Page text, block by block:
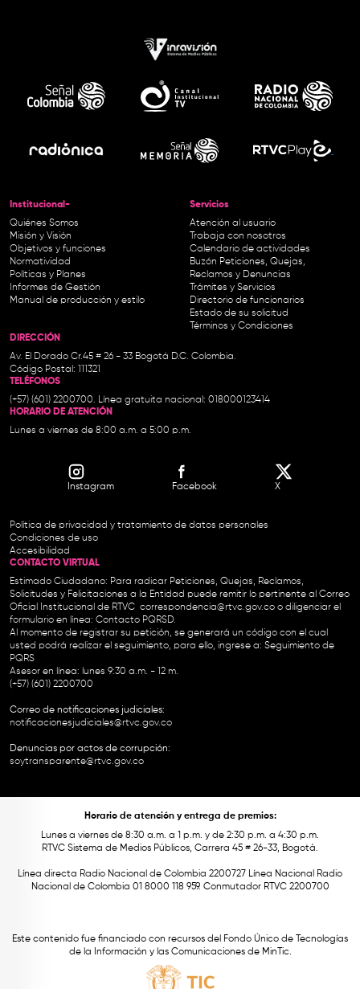
Institucional-
Quiénes Somos
Misión y Visión
Objetivos y funciones
Normatividad
Políticas y Planes
Informes de Gestión
Manual de producción y estilo
Servicios
Atención al usuario
Trabaja con nosotros
Calendario de actividades
Buzón Peticiones, Quejas,
Reclamos y Denuncias
Trámites y Servicios
Directorio de funcionarios
Estado de su solicitud
Términos y Condiciones
DIRECCIÓN
Av. El Dorado Cr.45 # 26 - 33 Bogotá D.C. Colombia.
Código Postal: 111321
TELÉFONOS
(+57) (601) 2200700. Línea gratuita nacional: 018000123414
HORARIO DE ATENCIÓN
Lunes a viernes de 8:00 a.m. a 5:00 p.m.
Instagram Facebook X
Política de privacidad y tratamiento de datos personales
Condiciones de uso
Accesibilidad
CONTACTO VIRTUAL
Estimado Ciudadano: Para radicar Peticiones, Quejas, Reclamos,
Solicitudes y Felicitaciones a la Entidad puede remitir lo pertinente al Correo
Oficial Institucional de RTVC correspondencia@rtvc.gov.co o diligenciar el
formulario en línea: Contacto PQRSD.
Al momento de registrar su petición, se generará un código con el cual
usted podrá realizar el seguimiento, para ello, ingrese a: Seguimiento de
PQRS
Asesor en línea: lunes 9:30 a.m. - 12 m.
(+57) (601) 2200700
Correo de notificaciones judiciales:
notificacionesjudiciales@rtvc.gov.co
Denuncias por actos de corrupción:
soytransparente@rtvc.gov.co
Horario de atención y entrega de premios:
Lunes a viernes de 8:30 a.m. a 1 p.m. y de 2:30 p.m. a 4:30 p.m.
RTVC Sistema de Medios Públicos, Carrera 45 # 26-33, Bogotá.
Línea directa Radio Nacional de Colombia 2200727 Línea Nacional Radio
Nacional de Colombia 01 8000 118 959. Conmutador RTVC 2200700
Este contenido fue financiado con recursos del Fondo Único de Tecnologías
de la Información y las Comunicaciones de MinTic.